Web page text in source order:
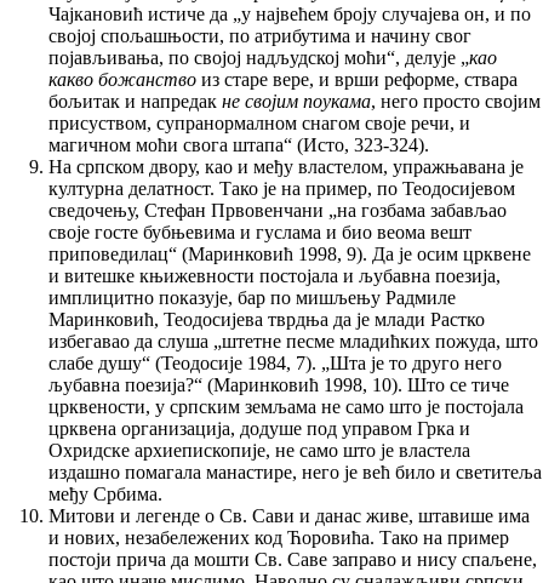
Чајкановић истиче да „у највећем броју случајева он, и по
својој спољашњости, по атрибутима и начину свог
појављивања, по својој надљудској моћи“, делује „као
какво божанство из старе вере, и врши реформе, ствара
бољитак и напредак не својим поукама, него просто својим
присуством, супранормалном снагом своје речи, и
магичном моћи свога штапа“ (Исто, 323-324).
На српском двору, као и међу властелом, упражњавана је
културна делатност. Тако је на пример, по Теодосијевом
сведочењу, Стефан Првовенчани „на гозбама забављао
своје госте бубњевима и гуслама и био веома вешт
приповедилац“ (Маринковић 1998, 9). Да је осим црквене
и витешке књижевности постојала и љубавна поезија,
имплицитно показује, бар по мишљењу Радмиле
Маринковић, Теодосијева тврдња да је млади Растко
избегавао да слуша „штетне песме младићких пожуда, што
слабе душу“ (Теодосије 1984, 7). „Шта је то друго него
љубавна поезија?“ (Маринковић 1998, 10). Што се тиче
црквености, у српским земљама не само што је постојала
црквена организација, додуше под управом Грка и
Охридске архиепископије, не само што је властела
издашно помагала манастире, него је већ било и светитеља
међу Србима.
Митови и легенде о Св. Сави и данас живе, штавише има
и нових, незабележених код Ћоровића. Тако на пример
постоји прича да мошти Св. Саве заправо и нису спаљене,